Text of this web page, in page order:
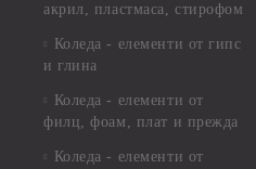
акрил, пластмаса, стирофом
Коледа - елементи от гипс
и глина
Коледа - елементи от
филц, фоам, плат и прежда
Коледа - елементи от